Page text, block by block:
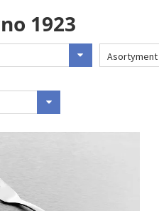
1923
Asortyment